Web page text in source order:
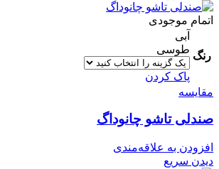
اتمام موجودی
رنگ
آبی
طوسی
پاک کردن
مقایسه
صندلی تاشو چانوداگ
افزودن به علاقه‌مندی
دیدن سریع